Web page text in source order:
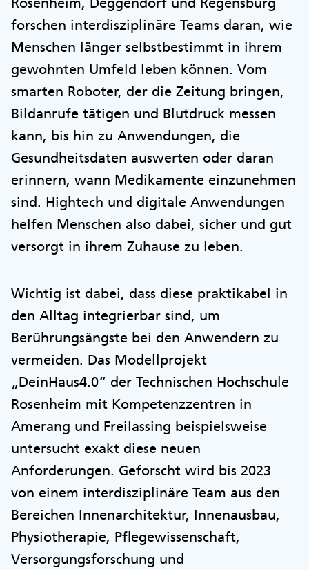
forschen interdisziplinäre Teams daran, wie
Menschen länger selbstbestimmt in ihrem
gewohnten Umfeld leben können. Vom
smarten Roboter, der die Zeitung bringen,
Bildanrufe tätigen und Blutdruck messen
kann, bis hin zu Anwendungen, die
Gesundheitsdaten auswerten oder daran
erinnern, wann Medikamente einzunehmen
sind. Hightech und digitale Anwendungen
helfen Menschen also dabei, sicher und gut
versorgt in ihrem Zuhause zu leben.
Wichtig ist dabei, dass diese praktikabel in
den Alltag integrierbar sind, um
Berührungsängste bei den Anwendern zu
vermeiden. Das Modellprojekt
„DeinHaus4.0“ der Technischen Hochschule
Rosenheim mit Kompetenzzentren in
Amerang und Freilassing beispielsweise
untersucht exakt diese neuen
Anforderungen. Geforscht wird bis 2023
von einem interdisziplinäre Team aus den
Bereichen Innenarchitektur, Innenausbau,
Physiotherapie, Pflegewissenschaft,
Versorgungsforschung und